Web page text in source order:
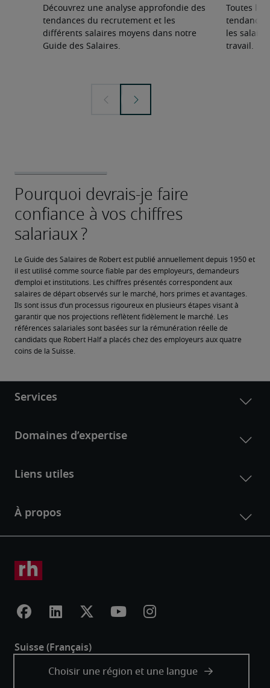
Découvrez une analyse approfondie des
tendances du recrutement et les
différents salaires moyens dans notre
Guide des Salaires.
Toutes
les
travail.
Le Guide des Salaires de Robert est publié annuellement depuis 1950 et
il est utilisé comme source fiable par des employeurs, demandeurs
d’emploi et institutions. Les chiffres présentés correspondent aux
salaires de départ observés sur le marché, hors primes et avantages.
Ils sont issus d’un processus rigoureux en plusieurs étapes visant à
garantir que nos projections reflètent fidèlement le marché. Les
références salariales sont basées sur la rémunération réelle de
candidats que Robert Half a placés chez des employeurs aux quatre
coins de la Suisse.